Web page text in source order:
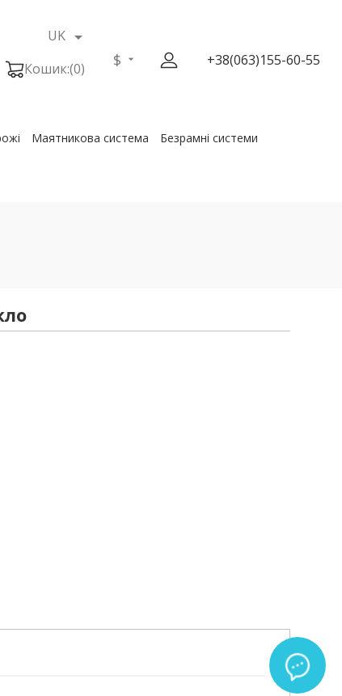
UK 
Кошик:(0) $ +38(063)155-60-55
Маятникова система Безрамні системи